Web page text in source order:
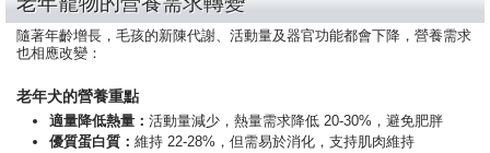
隨著年齡增長，毛孩的新陳代謝、活動量及器官功能都會下降，營養需求
也相應改變：
老年犬的營養重點
適量降低熱量： 活動量減少，熱量需求降低 20-30%，避免肥胖
優質蛋白質： 維持 22-28%，但需易於消化，支持肌肉維持